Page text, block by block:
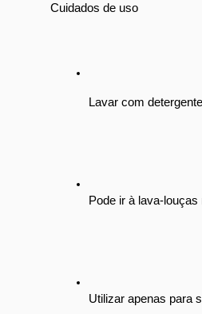
Cuidados de uso
Lavar com
Pode ir à lava-
Utilizar apenas para